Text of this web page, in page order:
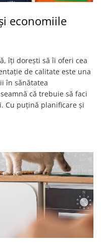
economiile
îți dorești să îi oferi cea
de calitate este una
în sănătatea
că trebuie să faci
Cu puțină planificare și